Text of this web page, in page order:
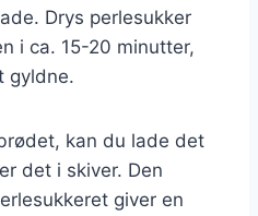
Drys perlesukker
i ca. 15-20 minutter,
gyldne.
kan du lade det
det i skiver. Den
giver en